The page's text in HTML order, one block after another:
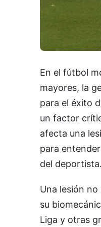
En el fútbol
mayores, la
para el éxito
un factor
afecta una
para
del deportista.
Una lesión
su
Liga y otras